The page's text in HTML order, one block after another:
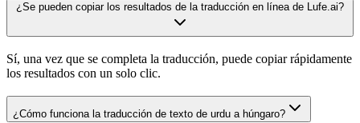
¿Se pueden copiar los resultados de la traducción en línea de Lufe.ai?
Sí, una vez que se completa la traducción, puede copiar rápidamente
los resultados con un solo clic.
¿Cómo funciona la traducción de texto de urdu a húngaro?